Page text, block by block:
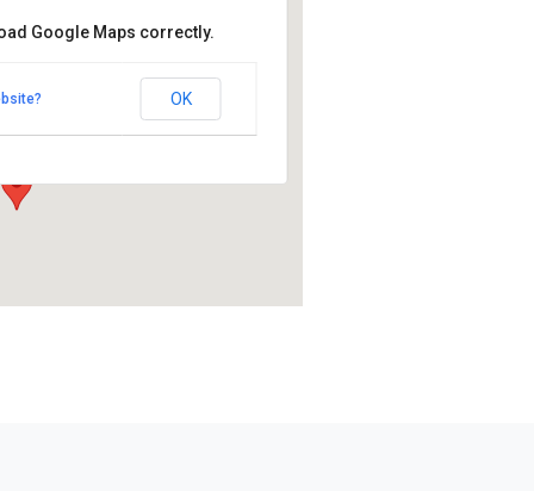
1 - Kerava
Google Maps correctly.
OK